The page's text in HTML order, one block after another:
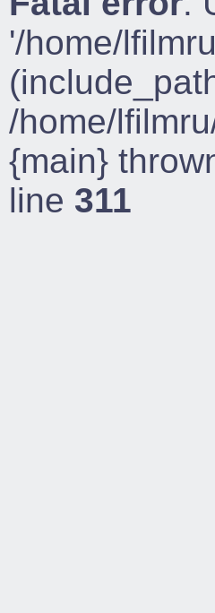
'/home/
/home/
{main}
line 311